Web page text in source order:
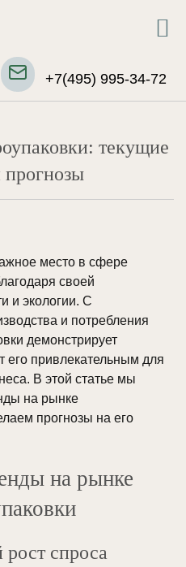
+7(495) 995-34-72
текущие
место в сфере
своей
и экологии. С
и потребления
демонстрирует
его привлекательным для
В этой статье мы
на рынке
прогнозы на его
на рынке
спроса